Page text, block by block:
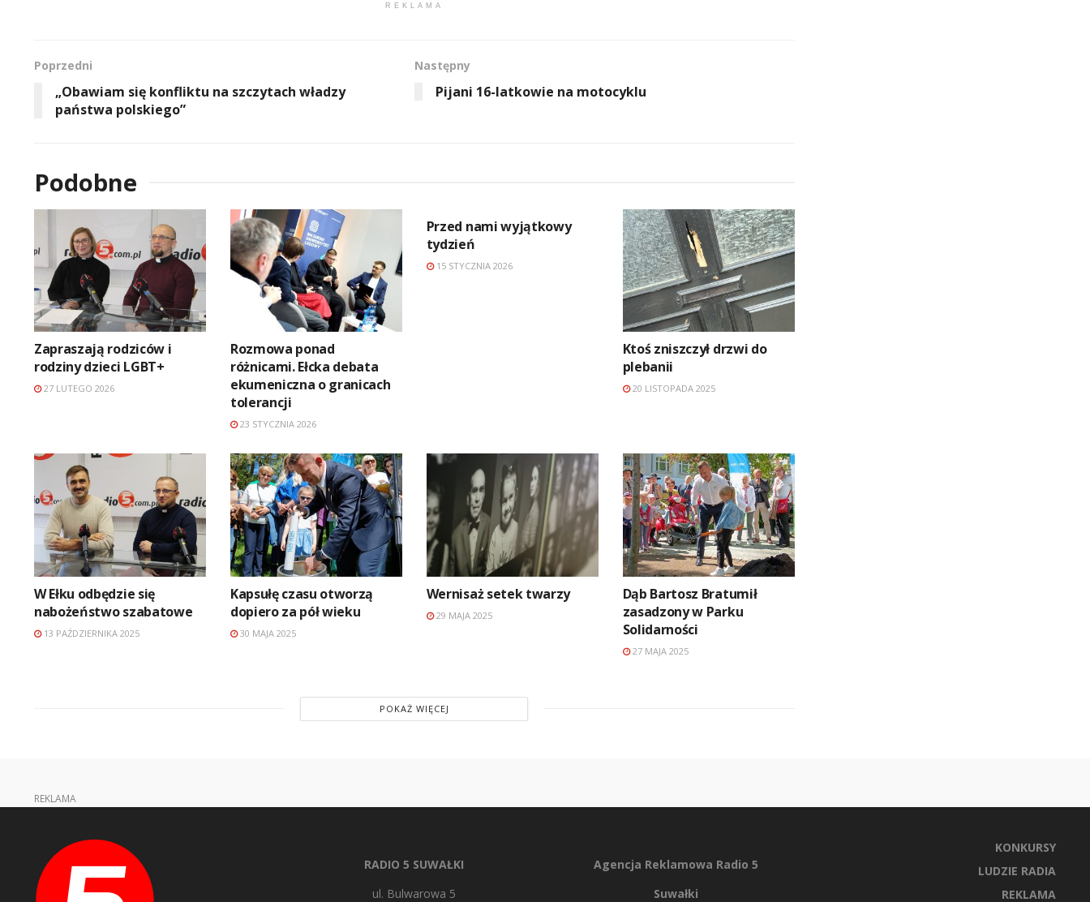
REKLAMA
Poprzedni
„Obawiam się konfliktu na szczytach władzy
państwa polskiego”
Następny
Pijani 16-latkowie na motocyklu
Podobne
Zapraszają rodziców i
rodziny dzieci LGBT+
27 LUTEGO 2026
Rozmowa ponad
różnicami. Ełcka debata
ekumeniczna o granicach
tolerancji
23 STYCZNIA 2026
Przed nami wyjątkowy
tydzień
15 STYCZNIA 2026
Ktoś zniszczył drzwi do
plebanii
20 LISTOPADA 2025
W Ełku odbędzie się
nabożeństwo szabatowe
13 PAŹDZIERNIKA 2025
Kapsułę czasu otworzą
dopiero za pół wieku
30 MAJA 2025
Wernisaż setek twarzy
29 MAJA 2025
Dąb Bartosz Bratumił
zasadzony w Parku
Solidarności
27 MAJA 2025
POKAŻ WIĘCEJ
REKLAMA
RADIO 5 SUWAŁKI
ul. Bulwarowa 5
Agencja Reklamowa Radio 5
Suwałki
KONKURSY
LUDZIE RADIA
REKLAMA